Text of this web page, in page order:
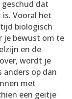
dat
Vooral het
biologisch
je bewust om te
en de
wordt je
anders op dan
met
een geitje